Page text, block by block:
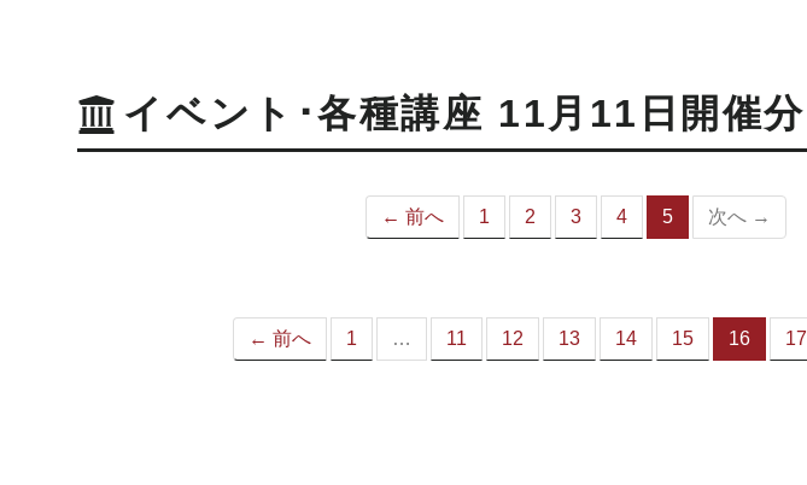
イベント･各種講座 11月11日開催分
← 前へ 1 2 3 4 5
（こ
ジ）
次へ →
← 前へ 1 … 11 12 13 14 15 16
（こ
17